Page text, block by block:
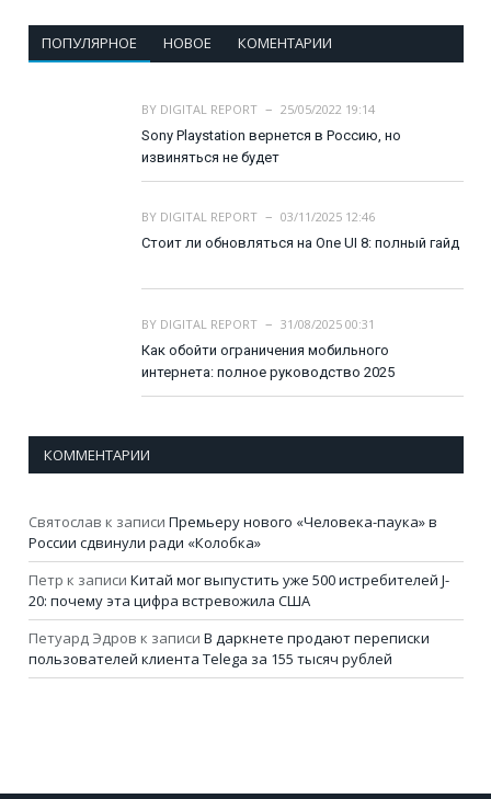
ПОПУЛЯРНОЕ НОВОЕ КОМЕНТАРИИ
BY DIGITAL REPORT
25/05/2022 19:14
Sony Playstation вернется в Россию, но
извиняться не будет
BY DIGITAL REPORT
03/11/2025 12:46
Стоит ли обновляться на One UI 8: полный гайд
BY DIGITAL REPORT
31/08/2025 00:31
Как обойти ограничения мобильного
интернета: полное руководство 2025
КОММЕНТАРИИ
Святослав к записи Премьеру нового «Человека-паука» в
России сдвинули ради «Колобка»
Петр к записи Китай мог выпустить уже 500 истребителей J-
20: почему эта цифра встревожила США
Петуард Эдров к записи В даркнете продают переписки
пользователей клиента Telega за 155 тысяч рублей